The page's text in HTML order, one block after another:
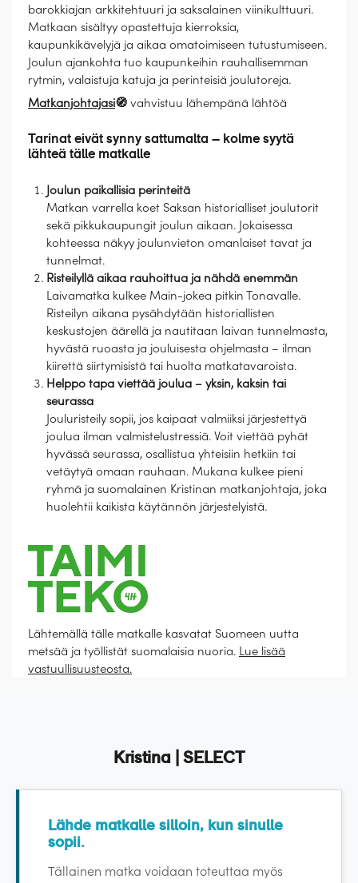
barokkiajan arkkitehtuuri ja saksalainen viinikulttuuri.
Matkaan sisältyy opastettuja kierroksia,
kaupunkikävelyjä ja aikaa omatoimiseen tutustumiseen.
Joulun ajankohta tuo kaupunkeihin rauhallisemman
rytmin, valaistuja katuja ja perinteisiä joulutoreja.
Matkanjohtajasi🧭 vahvistuu lähempänä lähtöä
Tarinat eivät synny sattumalta – kolme syytä
lähteä tälle matkalle
Joulun paikallisia perinteitä
Matkan varrella koet Saksan historialliset joulutorit
sekä pikkukaupungit joulun aikaan. Jokaisessa
kohteessa näkyy joulunvieton omanlaiset tavat ja
tunnelmat.
Risteilyllä aikaa rauhoittua ja nähdä enemmän
Laivamatka kulkee Main-jokea pitkin Tonavalle.
Risteilyn aikana pysähdytään historiallisten
keskustojen äärellä ja nautitaan laivan tunnelmasta,
hyvästä ruoasta ja jouluisesta ohjelmasta – ilman
kiirettä siirtymisistä tai huolta matkatavaroista.
Helppo tapa viettää joulua – yksin, kaksin tai
seurassa
Jouluristeily sopii, jos kaipaat valmiiksi järjestettyä
joulua ilman valmistelustressiä. Voit viettää pyhät
hyvässä seurassa, osallistua yhteisiin hetkiin tai
vetäytyä omaan rauhaan. Mukana kulkee pieni
ryhmä ja suomalainen Kristinan matkanjohtaja, joka
huolehtii kaikista käytännön järjestelyistä.
Lähtemällä tälle matkalle kasvatat Suomeen uutta
metsää ja työllistät suomalaisia nuoria. Lue lisää
vastuullisuusteosta.
Huom. Kahta tai useampaa etua ei voi käyttää samalle
kunnon. Mikäli tarvitset uuden passin/henkilökortin,
hankithan sen ajoissa.
Matkan hintaan kuuluu retkiä jotka tehdään
Kristina | SELECT
Lähde matkalle silloin, kun sinulle
sopii.
Tällainen matka voidaan toteuttaa myös